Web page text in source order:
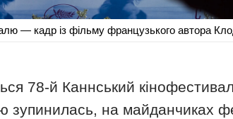
— кадр із фільму французького автора
78-й Каннський
зупинилась, на майданчиках